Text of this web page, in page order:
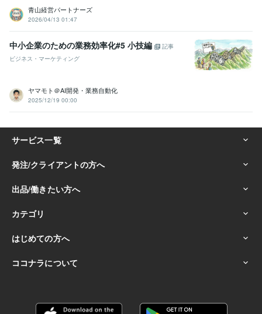
青山経営パートナーズ
2026/04/13 01:47
中小企業のための業務効率化#5 小技編
記事
ビジネス・マーケティング
ヤマモト＠AI開発・業務自動化
2025/12/19 00:00